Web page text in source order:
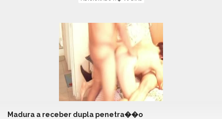
Madura a receber dupla penetra��o